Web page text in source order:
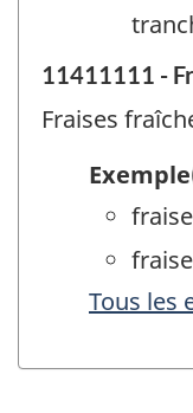
11411111 -
Fraises
Tous les